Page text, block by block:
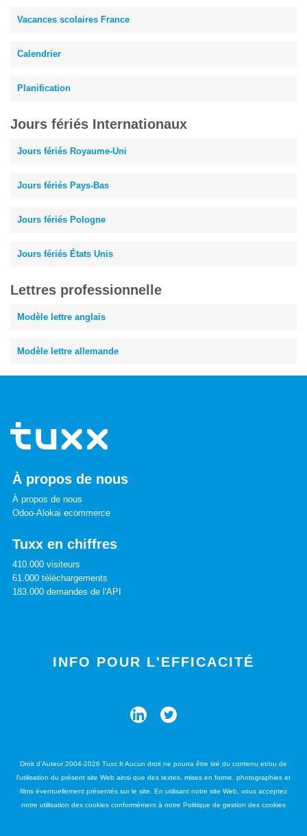
Vacances scolaires France
Calendrier
Planification
Jours fériés Internationaux
Jours fériés Royaume-Uni
Jours fériés Pays-Bas
Jours fériés Pologne
Jours fériés États Unis
Lettres professionnelle
Modèle lettre anglais
Modèle lettre allemande
À propos de nous
À propos de nous
Odoo-Alokai ecommerce
Tuxx en chiffres
410.000 visiteurs
61.000 téléchargements
183.000 demandes de l'API
INFO POUR L'EFFICACITÉ
Droit d'Auteur 2004-2026 Tuxx.fr Aucun droit ne pourra être tiré du contenu et/ou de
l'utilisation du présent site Web ainsi que des textes, mises en forme, photographies et
films éventuellement présentés sur le site. En utilisant notre site Web, vous acceptez
notre utilisation des cookies conformément à notre Politique de gestion des cookies